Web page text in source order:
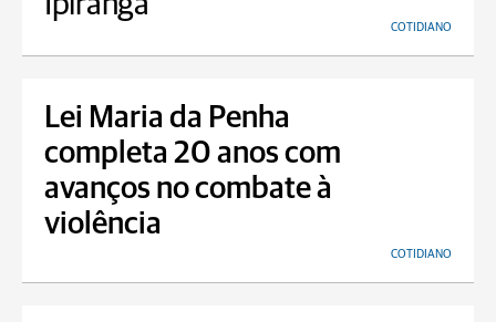
COTIDIANO
Lei Maria da Penha
completa 20 anos com
avanços no combate à
violência
COTIDIANO